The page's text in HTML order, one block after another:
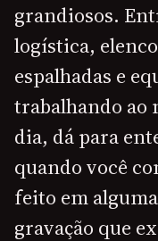
grandiosos.
logística,
espalhadas e
trabalhando ao
dia, dá para
quando você
feito em
gravação que